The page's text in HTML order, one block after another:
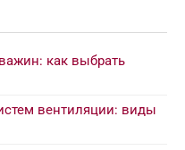
как выбрать
вентиляции: виды